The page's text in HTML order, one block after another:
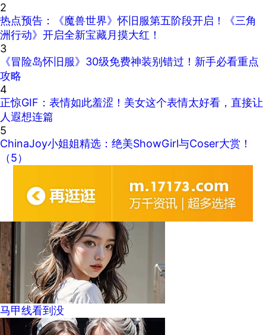
2
热点预告：《魔兽世界》怀旧服第五阶段开启！《三角
洲行动》开启全新宝藏月摸大红！
3
《冒险岛怀旧服》30级免费神装别错过！新手必看重点
攻略
4
正惊GIF：表情如此羞涩！美女这个表情太好看，直接让
人遐想连篇
5
ChinaJoy小姐姐精选：绝美ShowGirl与Coser大赏！
（5）
马甲线看到没